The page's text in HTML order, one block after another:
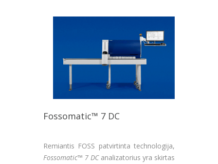
Fossomatic™ 7 DC
Remiantis FOSS patvirtinta technologija,
Fossomatic™ 7 DCanalizatorius yra skirtas